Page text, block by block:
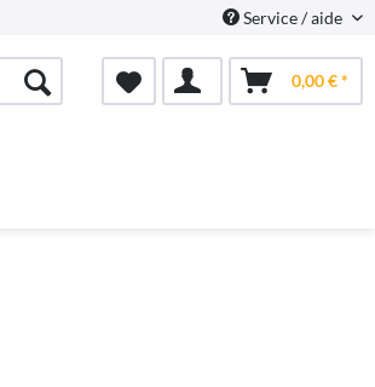
Service / aide
0,00 € *